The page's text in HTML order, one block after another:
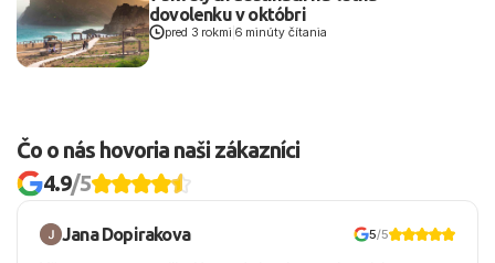
dovolenku v októbri
pred 3 rokmi 6 minúty čítania
Čo o nás hovoria naši zákazníci
4.9/5
Jana Dopirakova 5 /5